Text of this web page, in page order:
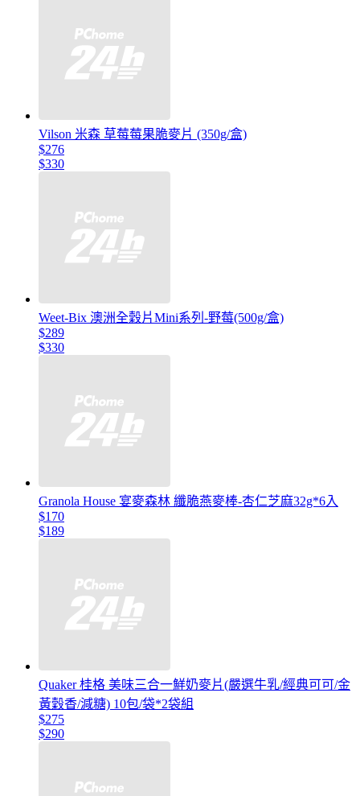
Vilson 米森 草莓莓果脆麥片 (350g/盒)
$276
$330
Weet-Bix 澳洲全穀片Mini系列-野莓(500g/盒)
$289
$330
Granola House 宴麥森林 纖脆燕麥棒-杏仁芝麻32g*6入
$170
$189
Quaker 桂格 美味三合一鮮奶麥片(嚴選牛乳/經典可可/金
黃穀香/減糖) 10包/袋*2袋組
$275
$290